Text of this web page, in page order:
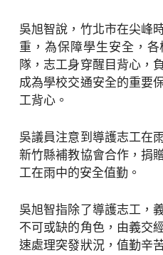
吳旭智說，竹北市在尖峰
重，為保障學生安全，
隊，志工身穿醒目背心，
成為學校交通安全的重要
工背心。
吳議員注意到導護志工在
新竹縣補教協會合作，捐
工在雨中的安全值勤。
吳旭智指除了導護志工，
不可或缺的角色，由義交
速處理突發狀況，值勤辛